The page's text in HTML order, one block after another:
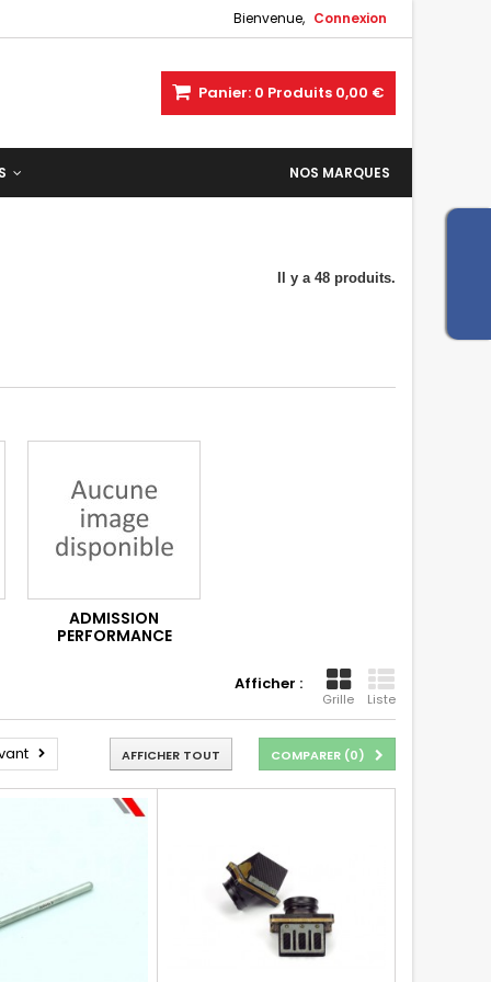
Bienvenue, Connexion
Panier: 0 Produits 0,00 €
NOS MARQUES
Il y a 48 produits.
ADMISSION
PERFORMANCE
Afficher :
Grille Liste
COMPARER (0)
AFFICHER TOUT